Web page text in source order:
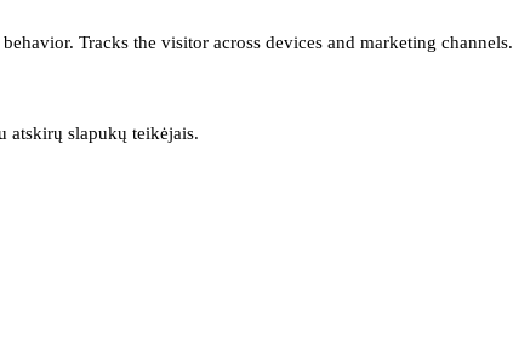
Tracks the visitor across devices and marketing channels.
atskirų slapukų teikėjais.